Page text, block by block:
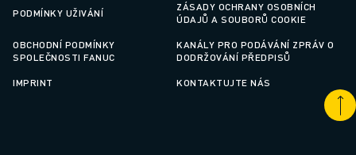
PODMÍNKY UŽIVÁNÍ
ZÁSADY OCHRANY OSOBNÍCH
ÚDAJŮ A SOUBORŮ COOKIE
OBCHODNÍ PODMÍNKY
SPOLEČNOSTI FANUC
KANÁLY PRO PODÁVÁNÍ ZPRÁV O
DODRŽOVÁNÍ PŘEDPISŮ
IMPRINT KONTAKTUJTE NÁS